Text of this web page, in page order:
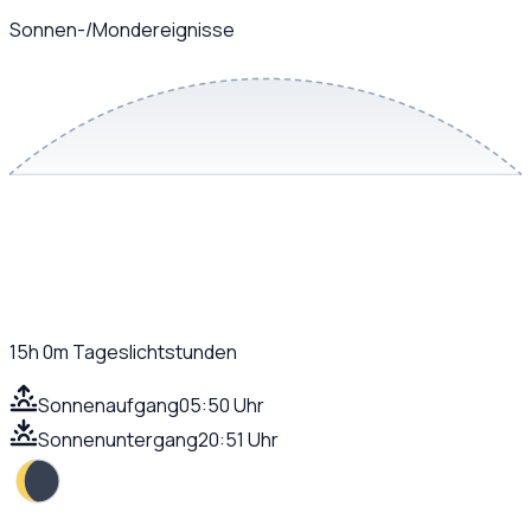
Sonnen-/Mondereignisse
15h 0m Tageslichtstunden
Sonnenaufgang05:50 Uhr
Sonnenuntergang20:51 Uhr